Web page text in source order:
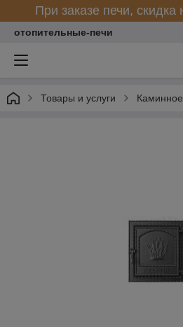
При заказе печи,
отопительные-печи
Товары и услуги